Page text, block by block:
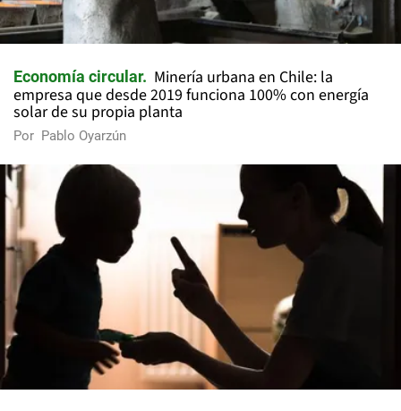
Economía circular
Minería urbana en Chile: la
empresa que desde 2019 funciona 100% con energía
solar de su propia planta
Por Pablo Oyarzún